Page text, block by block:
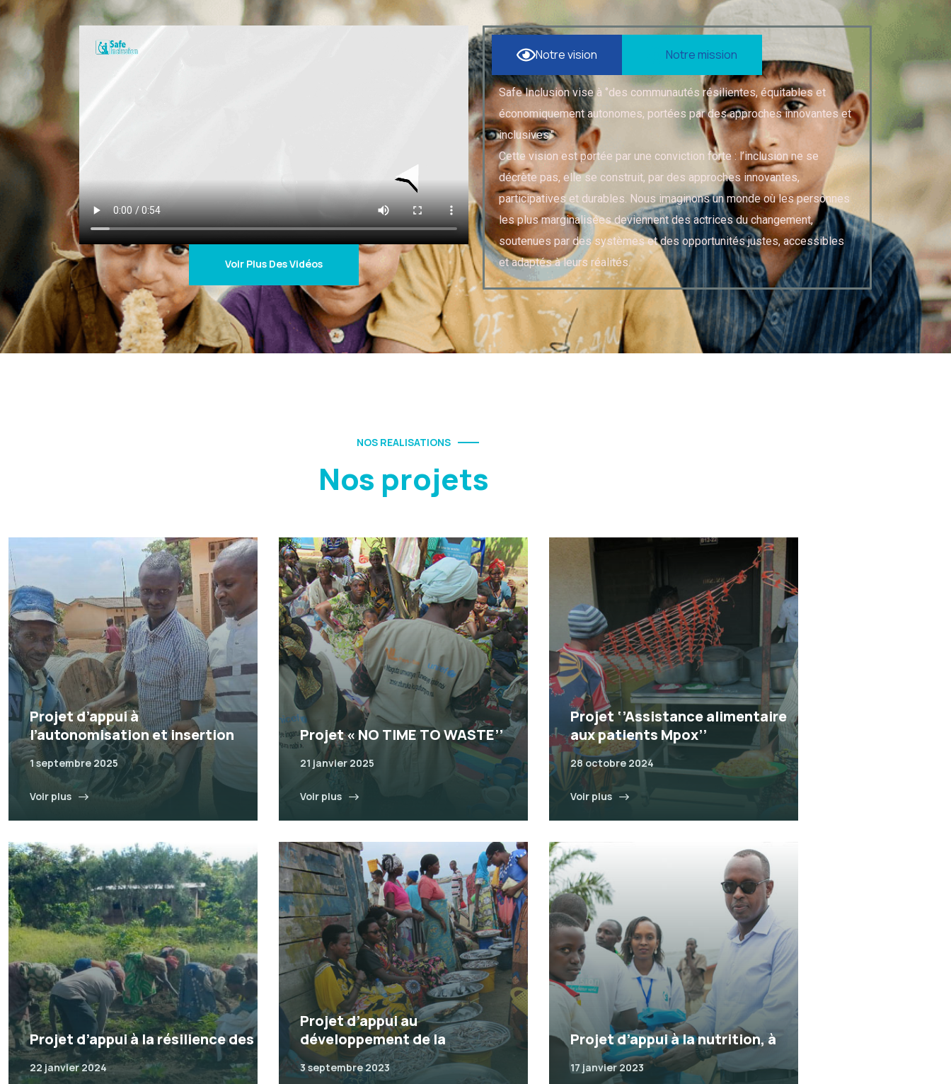
Voir Plus Des Vidéos
Notre vision Notre mission
Safe Inclusion vise à ‘’des communautés résilientes, équitables et
économiquement autonomes, portées par des approches innovantes et
inclusives."
Cette vision est portée par une conviction forte : l’inclusion ne se
décrète pas, elle se construit, par des approches innovantes,
participatives et durables. Nous imaginons un monde où les personnes
les plus marginalisées deviennent des actrices du changement,
soutenues par des systèmes et des opportunités justes, accessibles
et adaptés à leurs réalités.
NOS REALISATIONS
Nos projets
Projet d’appui à
l’autonomisation et insertion
1 septembre 2025
Voir plus
Projet « NO TIME TO WASTE’’
21 janvier 2025
Voir plus
Projet ‘’Assistance alimentaire
aux patients Mpox’’
28 octobre 2024
Voir plus
Projet d’appui à la résilience des
22 janvier 2024
Projet d’appui au
développement de la
3 septembre 2023
Projet d’appui à la nutrition, à
17 janvier 2023